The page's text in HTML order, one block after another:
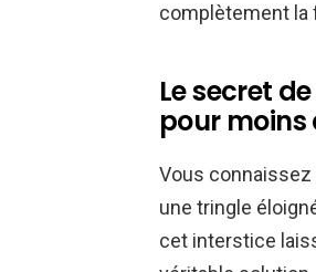
complètement la
Le secret
pour moins
Vous
une tringle
cet interstice